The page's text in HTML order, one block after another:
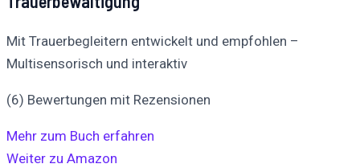
Mit Trauerbegleitern entwickelt und empfohlen –
Multisensorisch und interaktiv
(6) Bewertungen mit Rezensionen
Mehr zum Buch erfahren
Weiter zu Amazon